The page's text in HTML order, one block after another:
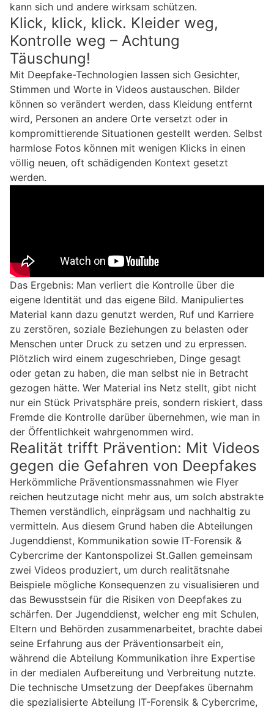
kann sich und andere wirksam schützen.
Klick, klick, klick. Kleider weg,
Kontrolle weg – Achtung
Täuschung!
Mit Deepfake-Technologien lassen sich Gesichter,
Stimmen und Worte in Videos austauschen. Bilder
können so verändert werden, dass Kleidung entfernt
wird, Personen an andere Orte versetzt oder in
kompromittierende Situationen gestellt werden. Selbst
harmlose Fotos können mit wenigen Klicks in einen
völlig neuen, oft schädigenden Kontext gesetzt
werden.
Das Ergebnis: Man verliert die Kontrolle über die
eigene Identität und das eigene Bild. Manipuliertes
Material kann dazu genutzt werden, Ruf und Karriere
zu zerstören, soziale Beziehungen zu belasten oder
Menschen unter Druck zu setzen und zu erpressen.
Plötzlich wird einem zugeschrieben, Dinge gesagt
oder getan zu haben, die man selbst nie in Betracht
gezogen hätte. Wer Material ins Netz stellt, gibt nicht
nur ein Stück Privatsphäre preis, sondern riskiert, dass
Fremde die Kontrolle darüber übernehmen, wie man in
der Öffentlichkeit wahrgenommen wird.
Realität trifft Prävention: Mit Videos
gegen die Gefahren von Deepfakes
Herkömmliche Präventionsmassnahmen wie Flyer
reichen heutzutage nicht mehr aus, um solch abstrakte
Themen verständlich, einprägsam und nachhaltig zu
vermitteln. Aus diesem Grund haben die Abteilungen
Jugenddienst, Kommunikation sowie IT-Forensik &
Cybercrime der Kantonspolizei St.Gallen gemeinsam
zwei Videos produziert, um durch realitätsnahe
Beispiele mögliche Konsequenzen zu visualisieren und
das Bewusstsein für die Risiken von Deepfakes zu
schärfen. Der Jugenddienst, welcher eng mit Schulen,
Eltern und Behörden zusammenarbeitet, brachte dabei
seine Erfahrung aus der Präventionsarbeit ein,
während die Abteilung Kommunikation ihre Expertise
in der medialen Aufbereitung und Verbreitung nutzte.
Die technische Umsetzung der Deepfakes übernahm
die spezialisierte Abteilung IT-Forensik & Cybercrime,